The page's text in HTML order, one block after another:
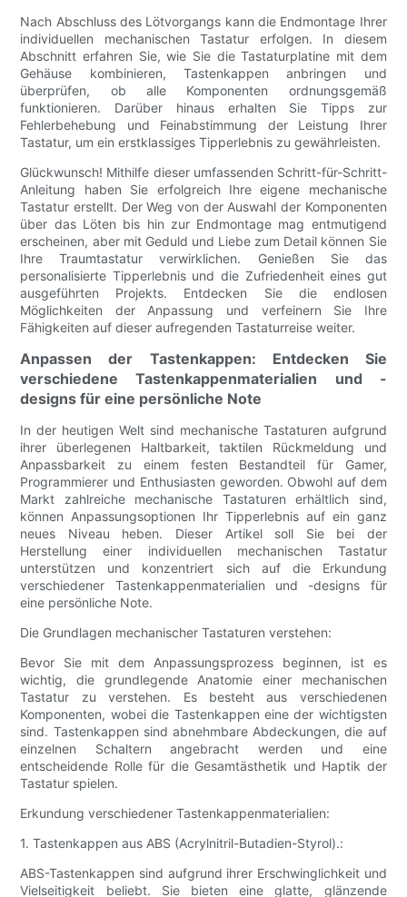
Nach Abschluss des Lötvorgangs kann die Endmontage Ihrer
individuellen mechanischen Tastatur erfolgen. In diesem
Abschnitt erfahren Sie, wie Sie die Tastaturplatine mit dem
Gehäuse kombinieren, Tastenkappen anbringen und
überprüfen, ob alle Komponenten ordnungsgemäß
funktionieren. Darüber hinaus erhalten Sie Tipps zur
Fehlerbehebung und Feinabstimmung der Leistung Ihrer
Tastatur, um ein erstklassiges Tipperlebnis zu gewährleisten.
Glückwunsch! Mithilfe dieser umfassenden Schritt-für-Schritt-
Anleitung haben Sie erfolgreich Ihre eigene mechanische
Tastatur erstellt. Der Weg von der Auswahl der Komponenten
über das Löten bis hin zur Endmontage mag entmutigend
erscheinen, aber mit Geduld und Liebe zum Detail können Sie
Ihre Traumtastatur verwirklichen. Genießen Sie das
personalisierte Tipperlebnis und die Zufriedenheit eines gut
ausgeführten Projekts. Entdecken Sie die endlosen
Möglichkeiten der Anpassung und verfeinern Sie Ihre
Fähigkeiten auf dieser aufregenden Tastaturreise weiter.
Anpassen der Tastenkappen: Entdecken Sie
verschiedene Tastenkappenmaterialien und -
designs für eine persönliche Note
In der heutigen Welt sind mechanische Tastaturen aufgrund
ihrer überlegenen Haltbarkeit, taktilen Rückmeldung und
Anpassbarkeit zu einem festen Bestandteil für Gamer,
Programmierer und Enthusiasten geworden. Obwohl auf dem
Markt zahlreiche mechanische Tastaturen erhältlich sind,
können Anpassungsoptionen Ihr Tipperlebnis auf ein ganz
neues Niveau heben. Dieser Artikel soll Sie bei der
Herstellung einer individuellen mechanischen Tastatur
unterstützen und konzentriert sich auf die Erkundung
verschiedener Tastenkappenmaterialien und -designs für
eine persönliche Note.
Die Grundlagen mechanischer Tastaturen verstehen:
Bevor Sie mit dem Anpassungsprozess beginnen, ist es
wichtig, die grundlegende Anatomie einer mechanischen
Tastatur zu verstehen. Es besteht aus verschiedenen
Komponenten, wobei die Tastenkappen eine der wichtigsten
sind. Tastenkappen sind abnehmbare Abdeckungen, die auf
einzelnen Schaltern angebracht werden und eine
entscheidende Rolle für die Gesamtästhetik und Haptik der
Tastatur spielen.
Erkundung verschiedener Tastenkappenmaterialien:
1. Tastenkappen aus ABS (Acrylnitril-Butadien-Styrol).:
ABS-Tastenkappen sind aufgrund ihrer Erschwinglichkeit und
Vielseitigkeit beliebt. Sie bieten eine glatte, glänzende